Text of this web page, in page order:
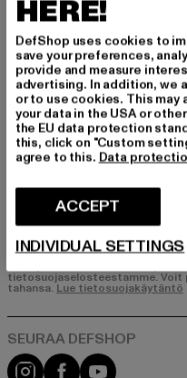
uksista ja
Mistä tuotteista olet
MIEHET
NAISET
SÄHKÖPOSTI
tietosuojaselosteestamme.
tahansa. Lue tietosuojakäytäntö
Visit our Instagram
Visit ourVisit our
HERE!
DefShop uses cookies to
save your preferences,
provide and measure
advertising. In addition, we
or to use cookies. This
your data in the USA or
the EU data protection
this, click on "Custom
agree to this. Data
ACCEPT
INDIVIDUAL SETTINGS